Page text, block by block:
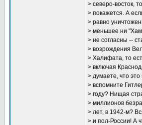
> северо-восток,
> покажется. А
> равно
> меньшее ни
> не согласны --
> возрождения
> Халифата, то
> включая
> думаете, что
> вспомните
> году? Нищая
> миллионов
> лет, в 1942-м?
> и пол-России! А